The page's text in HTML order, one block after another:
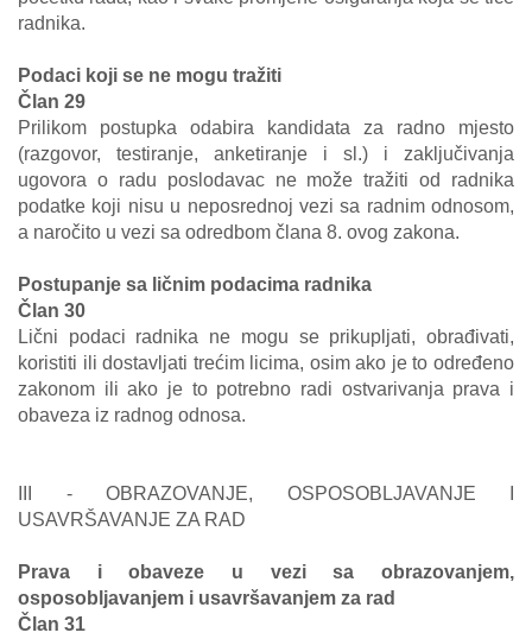
radnika.
Podaci koji se ne mogu tražiti
Član 29
Prilikom postupka odabira kandidata za radno mjesto
(razgovor, testiranje, anketiranje i sl.) i zaključivanja
ugovora o radu poslodavac ne može tražiti od radnika
podatke koji nisu u neposrednoj vezi sa radnim odnosom,
a naročito u vezi sa odredbom člana 8. ovog zakona.
Postupanje sa ličnim podacima radnika
Član 30
Lični podaci radnika ne mogu se prikupljati, obrađivati,
koristiti ili dostavljati trećim licima, osim ako je to određeno
zakonom ili ako je to potrebno radi ostvarivanja prava i
obaveza iz radnog odnosa.
III - OBRAZOVANJE, OSPOSOBLJAVANJE I
USAVRŠAVANJE ZA RAD
Prava i obaveze u vezi sa obrazovanjem,
osposobljavanjem i usavršavanjem za rad
Član 31